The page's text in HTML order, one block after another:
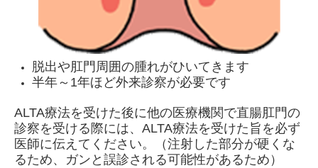
脱出や肛門周囲の腫れがひいてきます
半年～1年ほど外来診察が必要です
ALTA療法を受けた後に他の医療機関で直腸肛門の
診察を受ける際には、ALTA療法を受けた旨を必ず
医師に伝えてください。（注射した部分が硬くな
るため、ガンと誤診される可能性があるため）